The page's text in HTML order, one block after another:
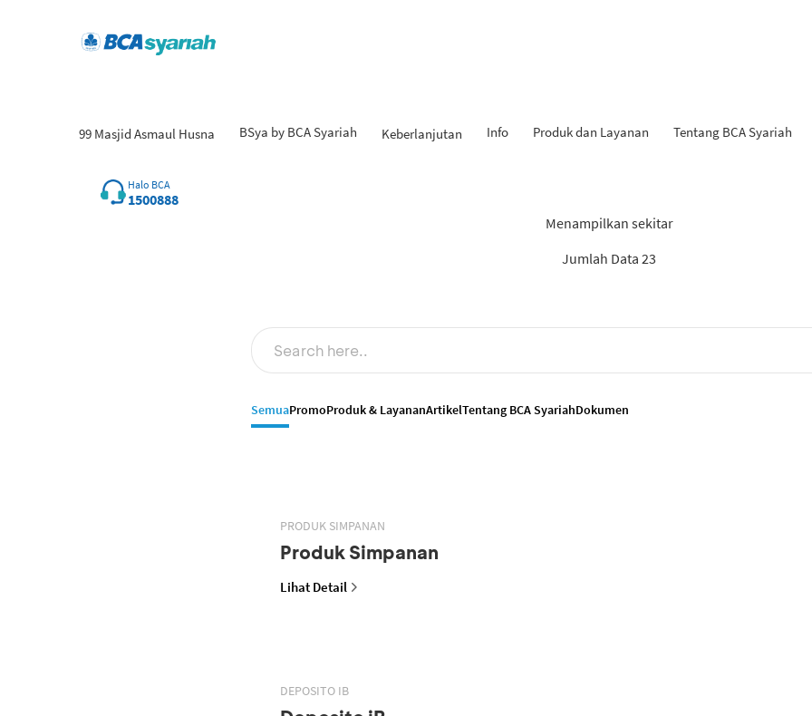
99 Masjid Asmaul Husna BSya by BCA Syariah Keberlanjutan Info Produk dan Layanan Tentang BCA Syariah
Halo BCA
1500888
Menampilkan sekitar
Jumlah Data 23
SemuaPromoProduk & LayananArtikelTentang BCA SyariahDokumen
PRODUK SIMPANAN
Produk Simpanan
Lihat Detail
DEPOSITO IB